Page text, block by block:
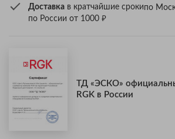
Доставка в кратчайшие срокипо
по России от 1000 ₽
ТД «ЭСКО»
RGK в России